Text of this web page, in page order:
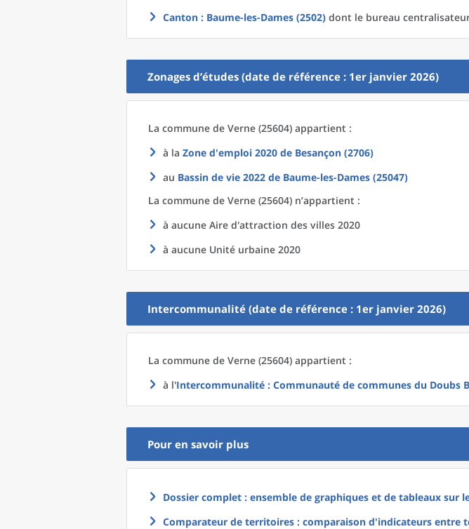
Canton : Baume-les-Dames (2502) dont le bureau
Zonages d’études (date de référence : 1er janvier 2026)
La commune de Verne (25604) appartient :
à la Zone d'emploi 2020 de Besançon (2706)
au Bassin de vie 2022 de Baume-les-Dames (25047)
La commune de Verne (25604) n’appartient :
à aucune Aire d'attraction des villes 2020
à aucune Unité urbaine 2020
Intercommunalité (date de référence : 1er janvier 2026)
La commune de Verne (25604) appartient :
à l'Intercommunalité : Communauté de communes du Doubs
Pour en savoir plus
Dossier complet : ensemble de graphiques et de tableaux sur
Comparateur de territoires : comparaison d'indicateurs entre